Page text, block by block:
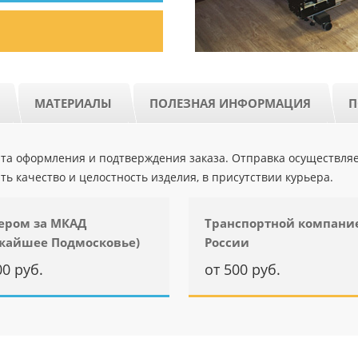
МАТЕРИАЛЫ ПОЛЕЗНАЯ ИНФОРМАЦИЯ
оформления и подтверждения заказа. Отправка
качество и целостность изделия, в присутствии курьера.
за МКАД
Подмосковье)
руб.
Транспортной
России
от 500 руб.